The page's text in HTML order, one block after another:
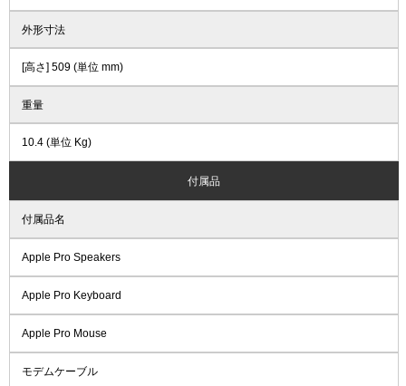
外形寸法
[高さ] 509 (単位 mm)
重量
10.4 (単位 Kg)
付属品
付属品名
Apple Pro Speakers
Apple Pro Keyboard
Apple Pro Mouse
モデムケーブル